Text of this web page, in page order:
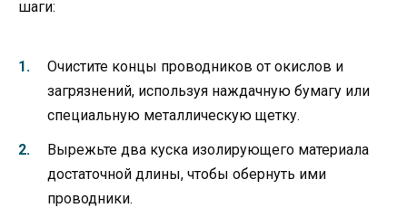
шаги:
Очистите концы проводников от окислов и
загрязнений, используя наждачную бумагу или
специальную металлическую щетку.
Вырежьте два куска изолирующего материала
достаточной длины, чтобы обернуть ими
проводники.